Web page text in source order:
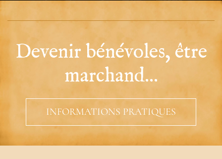
Devenir bénévoles, être
marchand...
INFORMATIONS PRATIQUES